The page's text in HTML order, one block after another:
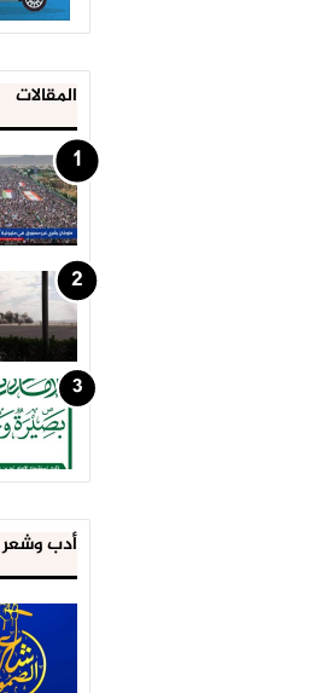
المقالات
أدب وشعر